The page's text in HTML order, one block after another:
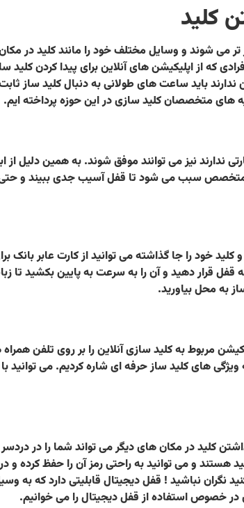
کلید
می شوند و وسایل مختلف خود را مانند کلید در
از اپلیکیشن های آنلاین برای پیدا کردن کلید
باید ساعت های طولانی به دنبال کلید ساز ثابت
های متخصصان کلید سازی در این حوزه پرداخته ایم.
ندارند نیز می توانند موفق شوند. به همین دلیل از
متخصص سبب می شود تا قفل آسیب جدی ببیند و حتی
را جا گذاشته می توانید از کارت عابر بانک
قرار دهید و آن را به سرعت به پایین بکشید تا
به محل بیاورید.
مربوط به کلید سازی آنلاین را بر روی تلفن
های کلید ساز حرفه ای شاره کردیم. می توانید با
کلید در مکان های دیگر می تواند شما را در دردسر
هستند و می توانید به راحتی رمز آن را حفظ کرده و
نباشید ! قفل دیجیتال قابلیتی دارد که به
خصوص استفاده از قفل دیجیتال را می خوانیم.